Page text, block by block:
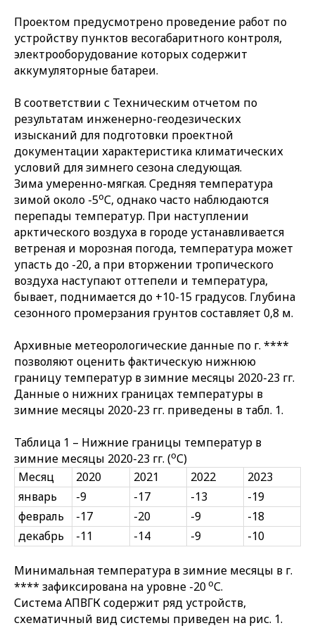
Проектом предусмотрено проведение работ по
устройству пунктов весогабаритного контроля,
электрооборудование которых содержит
аккумуляторные батареи.
В соответствии с Техническим отчетом по
результатам инженерно-геодезических
изысканий для подготовки проектной
документации характеристика климатических
условий для зимнего сезона следующая.
Зима умеренно-мягкая. Средняя температура
зимой около -5оС, однако часто наблюдаются
перепады температур. При наступлении
арктического воздуха в городе устанавливается
ветреная и морозная погода, температура может
упасть до -20, а при вторжении тропического
воздуха наступают оттепели и температура,
бывает, поднимается до +10-15 градусов. Глубина
сезонного промерзания грунтов составляет 0,8 м.
Архивные метеорологические данные по г. ****
позволяют оценить фактическую нижнюю
границу температур в зимние месяцы 2020-23 гг.
Данные о нижних границах температуры в
зимние месяцы 2020-23 гг. приведены в табл. 1.
Таблица 1 – Нижние границы температур в
зимние месяцы 2020-23 гг. (оС)
Месяц
2020 2021 2022
2023
январь
-9 -17 -13
-19
февраль
-17 -20 -9
-18
декабрь
-11 -14 -9 -10
Минимальная температура в зимние месяцы в г.
**** зафиксирована на уровне -20оС.
Система АПВГК содержит ряд устройств,
схематичный вид системы приведен на рис. 1.